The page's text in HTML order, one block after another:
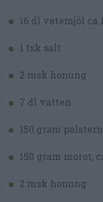
16 dl vetemjöl ca
1 tsk salt
2 msk honung
7 dl vatten
150 gram
150 gram morot,
2 msk honung